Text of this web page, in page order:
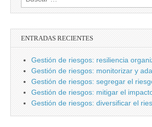
ENTRADAS RECIENTES
Gestión de riesgos: resiliencia
Gestión de riesgos: monitorizar y
Gestión de riesgos: segregar el
Gestión de riesgos: mitigar el
Gestión de riesgos: diversificar el